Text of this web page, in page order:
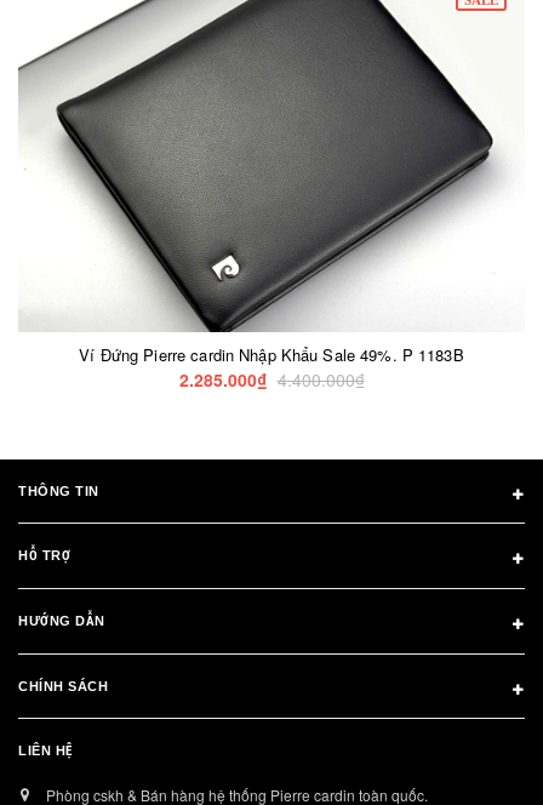
Ví Đứng Pierre cardin Nhập Khẩu Sale 49%. P 1183B
2.285.000₫ 4.400.000₫
THÔNG TIN
HỖ TRỢ
HƯỚNG DẪN
CHÍNH SÁCH
LIÊN HỆ
Phòng cskh & Bán hàng hệ thống Pierre cardin toàn quốc.